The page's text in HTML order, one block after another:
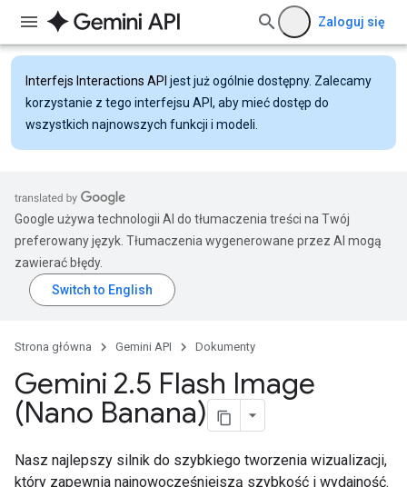
Zaloguj się
Interfejs Interactions API jest już ogólnie dostępny. Zalecamy
korzystanie z tego interfejsu API, aby mieć dostęp do
wszystkich najnowszych funkcji i modeli.
Google używa technologii AI do tłumaczenia treści na Twój
preferowany język. Tłumaczenia wygenerowane przez AI mogą
zawierać błędy.
Strona główna Gemini API Dokumenty
Gemini 2.5 Flash Image
(Nano Banana)
Nasz najlepszy silnik do szybkiego tworzenia wizualizacji,
który zapewnia najnowocześniejszą szybkość i wydajność.